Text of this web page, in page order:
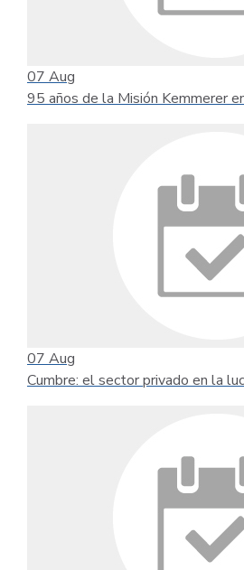
07 Aug
95 años de la Misión Kemmerer
07 Aug
Cumbre: el sector privado en la